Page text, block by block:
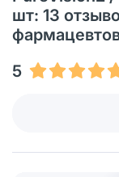
шт: 13
5